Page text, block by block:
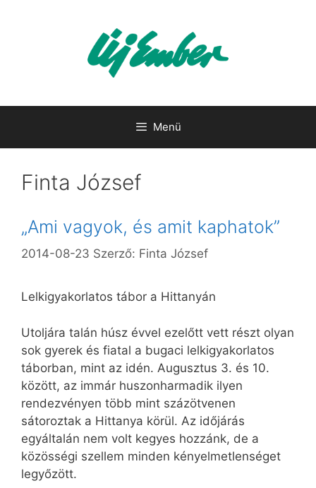
Menü
Finta József
„Ami vagyok, és amit kaphatok”
2014-08-23 Szerző: Finta József
Lelkigyakorlatos tábor a Hittanyán
Utoljára talán húsz évvel ezelőtt vett részt olyan
sok gyerek és fiatal a bugaci lelkigyakorlatos
táborban, mint az idén. Augusztus 3. és 10.
között, az immár huszonharmadik ilyen
rendezvényen több mint százötvenen
sátoroztak a Hittanya körül. Az időjárás
egyáltalán nem volt kegyes hozzánk, de a
közösségi szellem minden kényelmetlenséget
legyőzött.